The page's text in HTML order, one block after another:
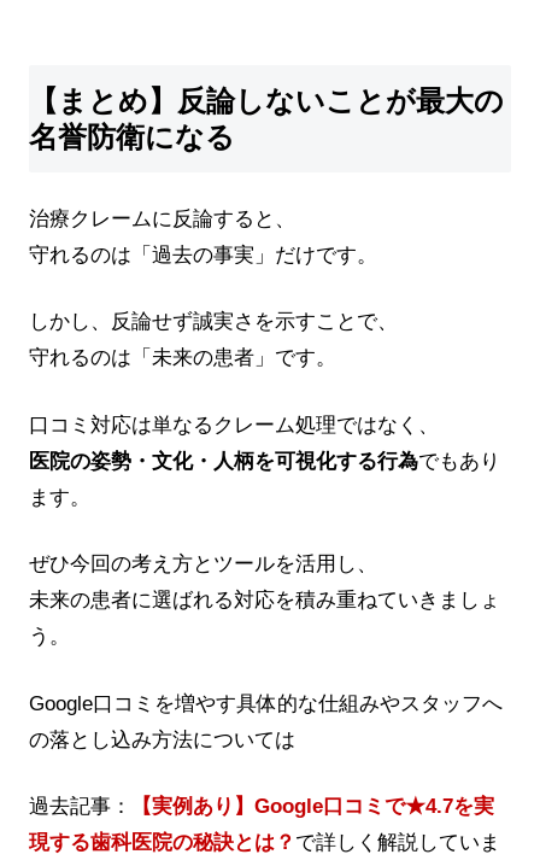
【まとめ】反論しないことが最大の
名誉防衛になる
治療クレームに反論すると、
守れるのは「過去の事実」だけです。
しかし、反論せず誠実さを示すことで、
守れるのは「未来の患者」です。
口コミ対応は単なるクレーム処理ではなく、
医院の姿勢・文化・人柄を可視化する行為でもあり
ます。
ぜひ今回の考え方とツールを活用し、
未来の患者に選ばれる対応を積み重ねていきましょ
う。
Google口コミを増やす具体的な仕組みやスタッフへ
の落とし込み方法については
過去記事：
【実例あり】Google口コミで★4.7を実
現する歯科医院の秘訣とは？ で詳しく解説していま